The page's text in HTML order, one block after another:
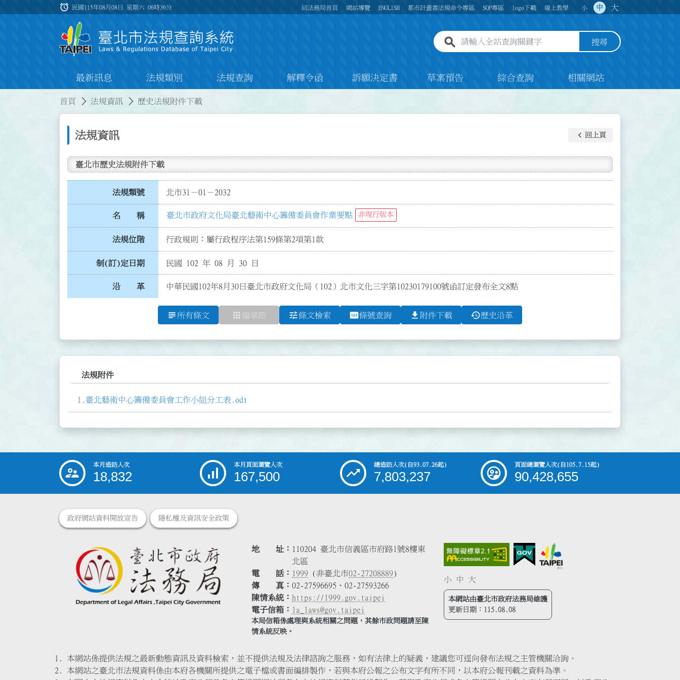
:::
alarm 民國115年08月08日 星期六06時36分 回法務局首頁 網站導覽 ENGLISH 都市計畫書法規命令專區 SOP專區 logo下載 線上教學 小 中 大
全站查詢關鍵字欄位 搜尋
最新訊息 法規類別 法規查詢 解釋令函 訴願決定書 草案預告 綜合查詢 相關網站
首頁 法規資訊 歷史法規附件下載
法規資訊 keyboard_arrow_left 回上頁
臺北市歷史法規附件下載
法規類號 北市31－01－2032
名 稱 臺北市政府文化局臺北藝術中心籌備委員會作業要點 非現行版本
法規位階 行政規則：屬行政程序法第159條第2項第1款
制(訂)定日期 民國 102 年 08 月 30 日
沿 革 中華民國102年8月30日臺北市政府文化局（102）北市文化三字第10230179100號函訂定發布全文8點
subject 所有條文 apps 編章節 tune條文檢索 pin條號查詢 file_download 附件下載 history歷史沿革
法規附件
臺北藝術中心籌備委員會工作小組分工表.odt
::: 本月造訪人次
18,832
本月頁面瀏覽人次
167,500
總造訪人次(自93.07.26起)
7,803,237
頁面總瀏覽人次(自105.7.15起)
90,428,655
政府網站資料開放宣告 隱私權及資訊安全政策
地 址
110204 臺北市信義區市府路1號8樓東
北區
電 話
1999 (非臺北市02-27208889)
傳 真
02-27596695、02-27593266
陳情系統
https://1999.gov.taipei
電子信箱
la_laws@gov.taipei
本局信箱係處理與系統相關之問題，其餘市政問題請至陳
情系統反映。
小 中 大
本網站由臺北市政府法務局維護
更新日期： 115.08.08
本網站係提供法規之最新動態資訊及資料檢索，並不提供法規及法律諮詢之服務，如有法律上的疑義，建議您可逕向發布法規之主管機關洽詢。
本網站之臺北市法規資料係由本府各機關所提供之電子檔或書面編排製作，若與本府公報之公布文字有所不同，以本府公報刊載之資料為準。